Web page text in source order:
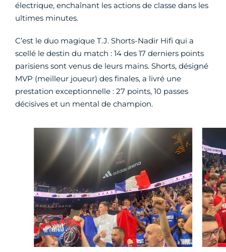
électrique, enchaînant les actions de classe dans les
ultimes minutes.
C’est le duo magique T.J. Shorts-Nadir Hifi qui a
scellé le destin du match : 14 des 17 derniers points
parisiens sont venus de leurs mains. Shorts, désigné
MVP (meilleur joueur) des finales, a livré une
prestation exceptionnelle : 27 points, 10 passes
décisives et un mental de champion.